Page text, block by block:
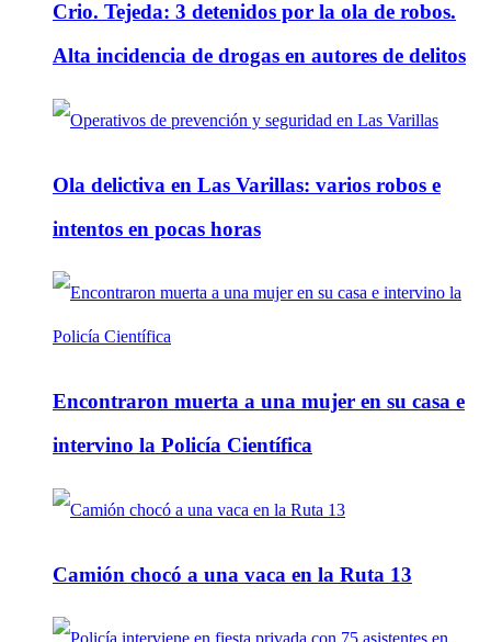
Crio. Tejeda: 3 detenidos por la ola de robos.
Alta incidencia de drogas en autores de delitos
Ola delictiva en Las Varillas: varios robos e
intentos en pocas horas
Encontraron muerta a una mujer en su casa e
intervino la Policía Científica
Camión chocó a una vaca en la Ruta 13